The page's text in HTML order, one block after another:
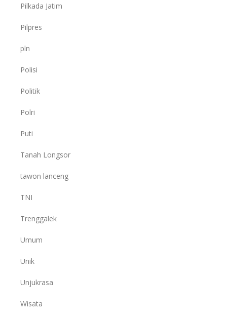
Pilkada Jatim
Pilpres
pln
Polisi
Politik
Polri
Puti
Tanah Longsor
tawon lanceng
TNI
Trenggalek
Umum
Unik
Unjukrasa
Wisata